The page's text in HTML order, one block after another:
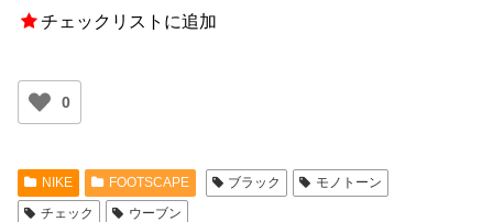
チェックリストに追加
0
NIKE FOOTSCAPE ブラック
モノトーン
チェック
ウーブン